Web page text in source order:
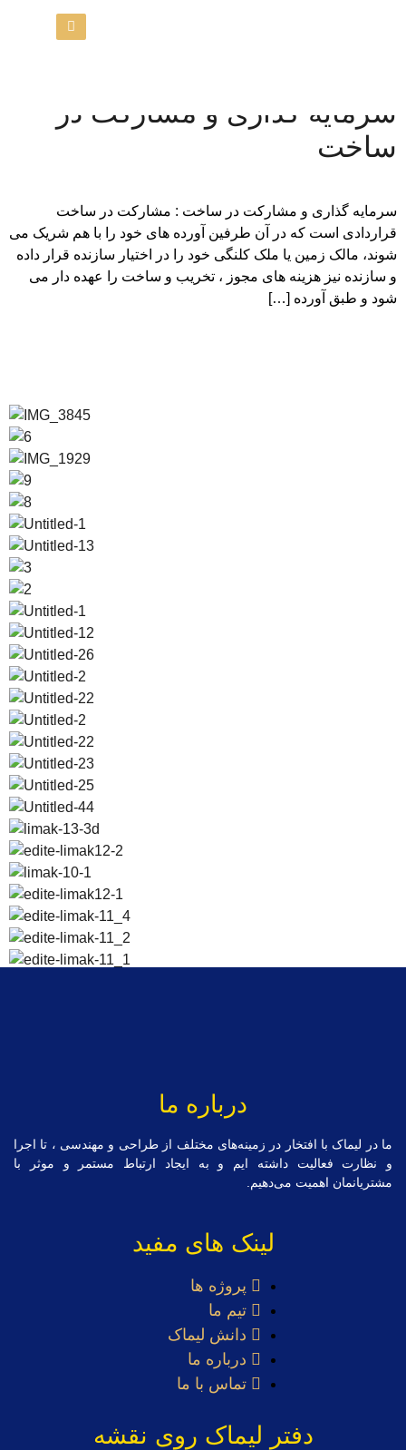
سرمایه گذاری و مشارکت در
ساخت
سرمایه گذاری و مشارکت در ساخت : مشارکت در ساخت
قراردادی است که در آن طرفین آورده های خود را با هم شریک می
شوند، مالک زمین یا ملک کلنگی خود را در اختیار سازنده قرار داده
و سازنده نیز هزینه های مجوز ، تخریب و ساخت را عهده دار می
شود و طبق آورده […]
درباره ما
ما در لیماک با افتخار در زمینه‌های مختلف از طراحی و مهندسی ، تا اجرا
و نظارت فعالیت داشته ایم و به ایجاد ارتباط مستمر و موثر با
مشتریانمان اهمیت می‌دهیم.
لینک های مفید
پروژه ها
تیم ما
دانش لیماک
درباره ما
تماس با ما
دفتر لیماک روی نقشه